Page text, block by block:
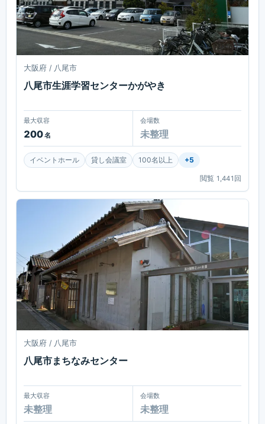
大阪府 / 八尾市
八尾市生涯学習センターかがやき
最大収容
200名
会場数
未整理
イベントホール 貸し会議室 100名以上 +5
閲覧 1,441 回
大阪府 / 八尾市
八尾市まちなみセンター
最大収容
未整理
会場数
未整理